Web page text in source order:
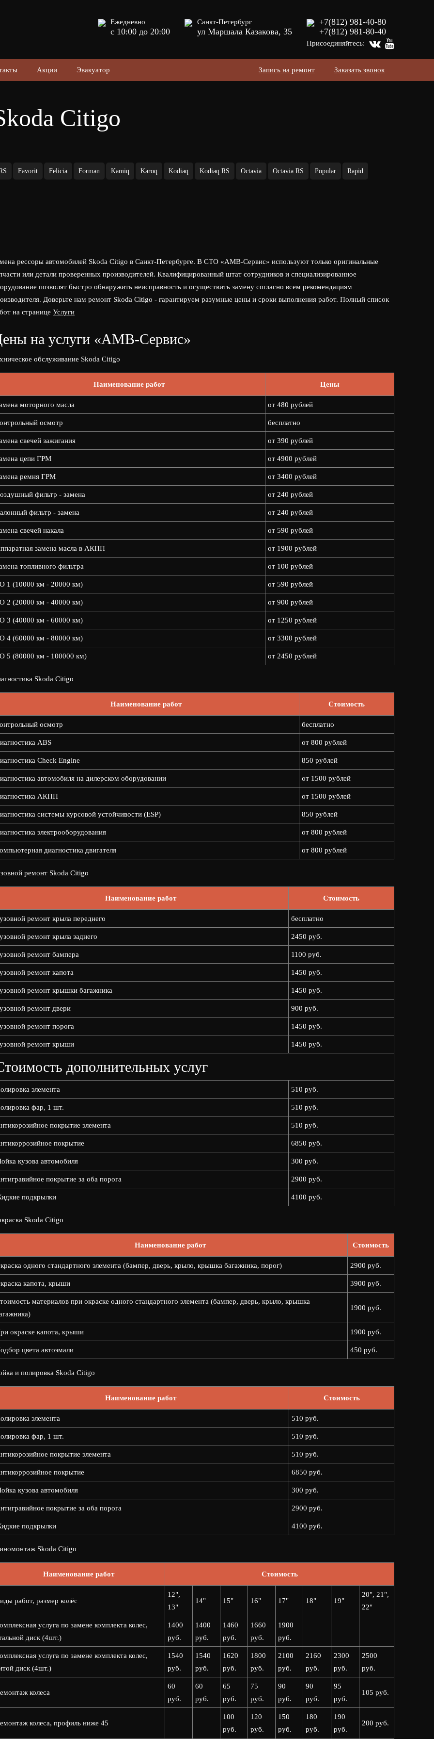
Ежедневно
с 10:00 до 20:00
Санкт-Петербург
ул Маршала Казакова, 35
+7(812) 981-40-80
+7(812) 981-80-40
Присоединяйтесь:
Акции Эвакуатор Заказать звонок
Запись на ремонт
Citigo
Favorit Felicia Forman Kamiq Karoq Kodiaq Kodiaq RS Octavia Octavia RS Popular Rapid
рессоры автомобилей Skoda Citigo в Санкт-Петербурге. В СТО «АМВ-Сервис» используют только оригинальные
или детали проверенных производителей. Квалифицированный штат сотрудников и специализированное
позволят быстро обнаружить неисправность и осуществить замену согласно всем рекомендациям
Доверьте нам ремонт Skoda Citigo - гарантируем разумные цены и сроки выполнения работ. Полный список
на странице Услуги
на услуги «АМВ-Сервис»
обслуживание Skoda Citigo
Наименование работ Цены
моторного масла от 480 рублей
осмотр бесплатно
свечей зажигания от 390 рублей
цепи ГРМ от 4900 рублей
ремня ГРМ от 3400 рублей
фильтр - замена от 240 рублей
фильтр - замена от 240 рублей
свечей накала от 590 рублей
замена масла в АКПП от 1900 рублей
топливного фильтра от 100 рублей
1 (10000 км - 20000 км) от 590 рублей
2 (20000 км - 40000 км) от 900 рублей
3 (40000 км - 60000 км) от 1250 рублей
4 (60000 км - 80000 км) от 3300 рублей
5 (80000 км - 100000 км) от 2450 рублей
Skoda Citigo
Наименование работ Стоимость
осмотр бесплатно
ABS от 800 рублей
Check Engine 850 рублей
автомобиля на дилерском оборудовании от 1500 рублей
АКПП от 1500 рублей
системы курсовой устойчивости (ESP) 850 рублей
электрооборудования от 800 рублей
диагностика двигателя от 800 рублей
ремонт Skoda Citigo
Наименование работ Стоимость
ремонт крыла переднего бесплатно
ремонт крыла заднего 2450 руб.
ремонт бампера 1100 руб.
ремонт капота 1450 руб.
ремонт крышки багажника 1450 руб.
ремонт двери 900 руб.
ремонт порога 1450 руб.
ремонт крыши 1450 руб.
дополнительных услуг
элемента 510 руб.
фар, 1 шт. 510 руб.
покрытие элемента 510 руб.
покрытие 6850 руб.
кузова автомобиля 300 руб.
покрытие за оба порога 2900 руб.
подкрылки 4100 руб.
Skoda Citigo
Наименование работ Стоимость
одного стандартного элемента (бампер, дверь, крыло, крышка багажника, порог) 2900 руб.
капота, крыши 3900 руб.
материалов при окраске одного стандартного элемента (бампер, дверь, крыло, крышка
1900 руб.
окраске капота, крыши 1900 руб.
цвета автоэмали 450 руб.
и полировка Skoda Citigo
Наименование работ Стоимость
элемента 510 руб.
фар, 1 шт. 510 руб.
покрытие элемента 510 руб.
покрытие 6850 руб.
кузова автомобиля 300 руб.
покрытие за оба порога 2900 руб.
подкрылки 4100 руб.
Skoda Citigo
Наименование работ Стоимость
работ, размер колёс
12",
13"
14" 15" 16" 17" 18" 19"
20", 21",
22"
услуга по замене комплекта колес,
диск (4шт.)
1400
руб.
1400
руб.
1460
руб.
1660
руб.
1900
руб.
услуга по замене комплекта колес,
диск (4шт.)
1540
руб.
1540
руб.
1620
руб.
1800
руб.
2100
руб.
2160
руб.
2300
руб.
2500
руб.
колеса
60
руб.
60
руб.
65
руб.
75
руб.
90
руб.
90
руб.
95
руб.
105 руб.
колеса, профиль ниже 45
100
руб.
120
руб.
150
руб.
180
руб.
190
руб.
200 руб.